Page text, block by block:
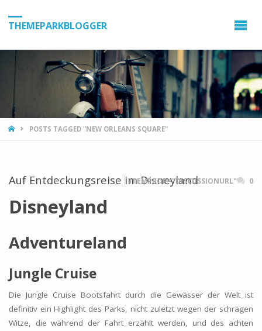
THEMEPARKBLOGGER
HOMEPOSTS TAGGED "NEW ORLEANS SQUARE"
Auf Entdeckungsreise im Disneyland
ITEMPROP="DISCUSSIONURL" 0
Disneyland
Adventureland
Jungle Cruise
Die Jungle Cruise Bootsfahrt durch die Gewässer der Welt ist
definitiv ein Highlight des Parks, nicht zuletzt wegen der schrägen
Witze, die während der Fahrt erzählt werden, und des achten